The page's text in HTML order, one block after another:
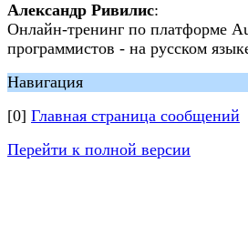
Александр Ривилис:
Онлайн-тренинг по платформе
программистов - на русском
Навигация
[0] Главная страница сообщений
Перейти к полной версии